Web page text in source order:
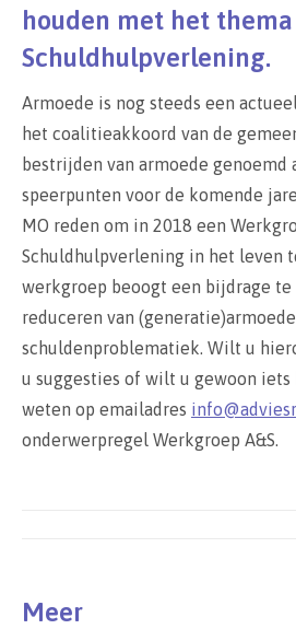
houden met het
Schuldhulpverlening.
Armoede is nog steeds een
het coalitieakkoord van de
bestrijden van armoede genoemd
speerpunten voor de komende
MO reden om in 2018 een
Schuldhulpverlening in het leven
werkgroep beoogt een bijdrage te
reduceren van
schuldenproblematiek. Wilt u
u suggesties of wilt u gewoon
weten op emailadres
onderwerpregel Werkgroep A&S.
Meer